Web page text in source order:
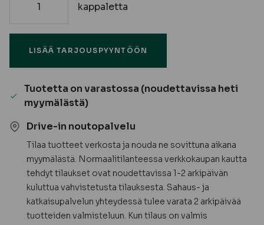
Liimapuupalkit
määrä
kappaletta
LISÄÄ TARJOUSPYYNTÖÖN
Tuotetta on varastossa (noudettavissa heti
myymälästä)
Drive-in noutopalvelu
Tilaa tuotteet verkosta ja nouda ne sovittuna aikana
myymälästä. Normaalitilanteessa verkkokaupan kautta
tehdyt tilaukset ovat noudettavissa 1-2 arkipäivän
kuluttua vahvistetusta tilauksesta. Sahaus- ja
katkaisupalvelun yhteydessä tulee varata 2 arkipäivää
tuotteiden valmisteluun. Kun tilaus on valmis